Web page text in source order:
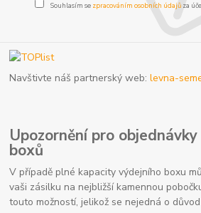
Souhlasím se zpracováním osobních údajůza
Navštivte náš partnerský web:levna-
Upozornění pro
boxů
V případě plné kapacity výdejního boxu
vaši zásilku na nejbližší kamennou
touto možností, jelikož se nejedná o